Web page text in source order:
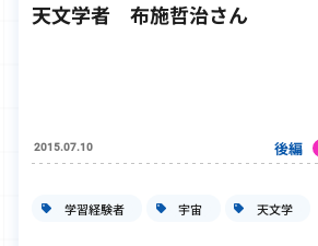
天文学者 布施哲治さん
2015.07.10 後編
学習経験者 宇宙 天文学